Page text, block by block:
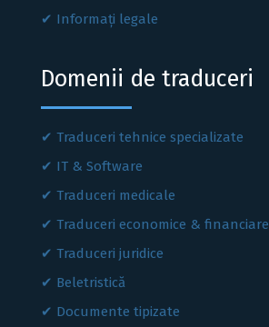
Informați legale
Domenii de traduceri
Traduceri tehnice specializate
IT & Software
Traduceri medicale
Traduceri economice & financiare
Traduceri juridice
Beletristică
Documente tipizate